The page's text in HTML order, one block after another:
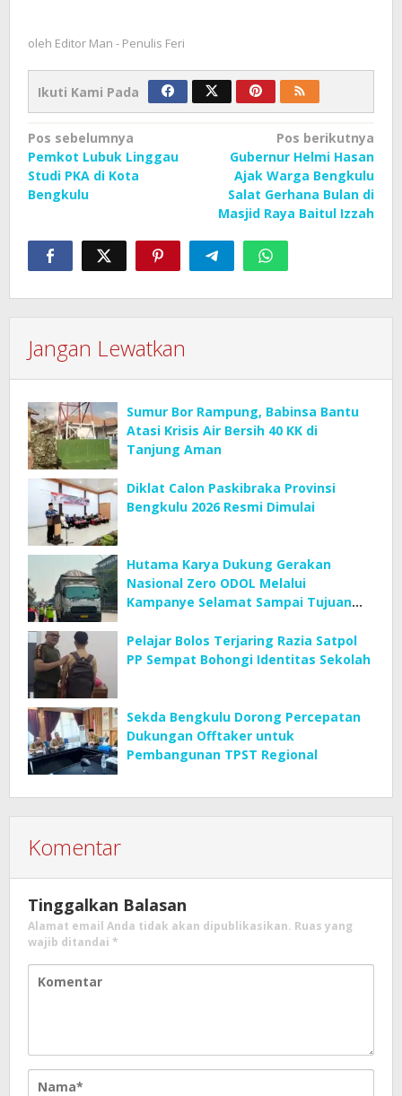
oleh Editor Man - Penulis Feri
Ikuti Kami Pada
Navigasi
pos
Pos sebelumnya
Pemkot Lubuk Linggau
Studi PKA di Kota
Bengkulu
Pos berikutnya
Gubernur Helmi Hasan
Ajak Warga Bengkulu
Salat Gerhana Bulan di
Masjid Raya Baitul Izzah
Jangan Lewatkan
Sumur Bor Rampung, Babinsa Bantu
Atasi Krisis Air Bersih 40 KK di
Tanjung Aman
Diklat Calon Paskibraka Provinsi
Bengkulu 2026 Resmi Dimulai
Hutama Karya Dukung Gerakan
Nasional Zero ODOL Melalui
Kampanye Selamat Sampai Tujuan
Pelajar Bolos Terjaring Razia Satpol
PP Sempat Bohongi Identitas Sekolah
Sekda Bengkulu Dorong Percepatan
Dukungan Offtaker untuk
Pembangunan TPST Regional
Komentar
Tinggalkan Balasan
Alamat email Anda tidak akan dipublikasikan. Ruas yang
wajib ditandai *